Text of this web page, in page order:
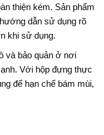
thiện kém. Sản phẩm
dẫn sử dụng rõ
khi sử dụng.
và bảo quản ở nơi
Với hộp đựng thực
để hạn chế bám mùi,